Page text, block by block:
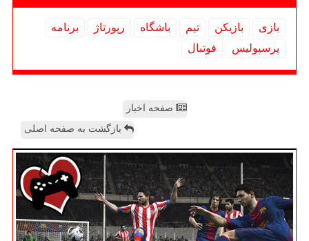
بازی بازیكن تیم باشگاه رپورتاژ
برنامه
پرسپولیس
فوتبال
صفحه اخبار
بازگشت به صفحه اصلی